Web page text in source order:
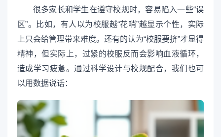
很多家长和学生在遵守校规时，容易陷入一些“误
区”。比如，有人以为校服越“花哨”越显示个性，实际
上只会给管理带来难度。还有的认为“校服要挤”才显得
精神，但实际上，过紧的校服反而会影响血液循环，
造成学习疲惫。通过科学设计与校规配合，我们也可
以用数据说话：